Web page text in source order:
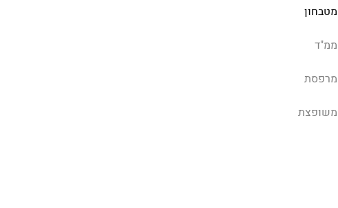
מטבחון
ממ"ד
מרפסת
משופצת